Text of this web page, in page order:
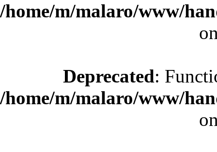
/home/m/malaro/www/
Deprecated:
/home/m/malaro/www/